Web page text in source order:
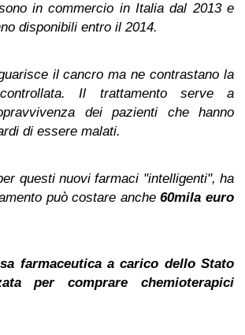
in commercio in Italia dal 2013 e
disponibili entro il 2014.
il cancro ma ne contrastano la
Il trattamento serve a
dei pazienti che hanno
di essere malati.
questi nuovi farmaci "intelligenti", ha
può costare anche60mila euro
farmaceutica a carico dello Stato
per comprare chemioterapici